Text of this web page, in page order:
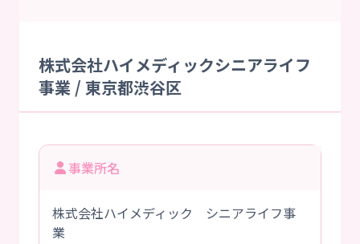
株式会社ハイメディックシニアライフ
事業 / 東京都渋谷区
事業所名
株式会社ハイメディック シニアライフ事
業